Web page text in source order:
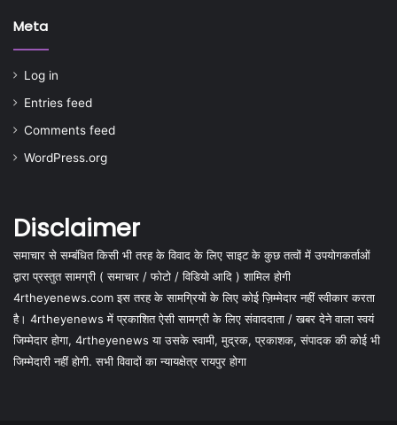
Meta
Log in
Entries feed
Comments feed
WordPress.org
Disclaimer
समाचार से सम्बंधित किसी भी तरह के विवाद के लिए साइट के कुछ तत्वों में उपयोगकर्ताओं
द्वारा प्रस्तुत सामग्री ( समाचार / फोटो / विडियो आदि ) शामिल होगी
4rtheyenews.com इस तरह के सामग्रियों के लिए कोई ज़िम्मेदार नहीं स्वीकार करता
है। 4rtheyenews में प्रकाशित ऐसी सामग्री के लिए संवाददाता / खबर देने वाला स्वयं
जिम्मेदार होगा, 4rtheyenews या उसके स्वामी, मुद्रक, प्रकाशक, संपादक की कोई भी
जिम्मेदारी नहीं होगी. सभी विवादों का न्यायक्षेत्र रायपुर होगा